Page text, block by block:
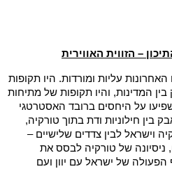
– הזווית האווירית
עליות ומורדות. היו תקופות
המדינות, והיו תקופות של מתיחות
על היחסים ברובד האסטרטגי
בין חילוניות ודת בתוך טורקיה,
וישראל לבין צדדים שלישיים –
ניסיונה של טורקיה לבסס את
של ישראל עם יוון ועם